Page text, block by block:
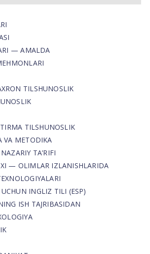
— AMALDA
TILSHUNOSLIK
TILSHUNOSLIK
VA METODIKA
TA’RIFI
— OLIMLAR IZLANISHLARIDA
INGLIZ TILI (ESP)
ISH TAJRIBASIDAN